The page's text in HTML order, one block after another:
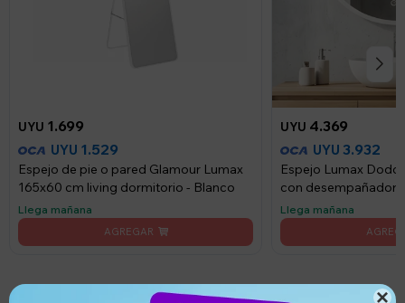

UYU 1.699
UYU 1.529
Espejo de pie o pared Glamour Lumax
165x60 cm living dormitorio - Blanco
Llega mañana
UYU 4.369
UYU 3.932
Espejo Lumax
con desempañador
Llega mañana